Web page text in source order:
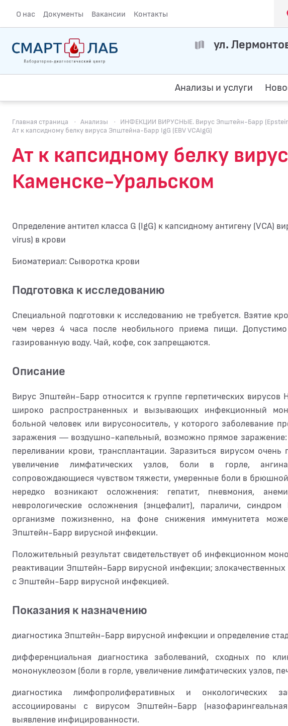
О нас Документы Вакансии Контакты
ул.
Анализы и услуги
Главная страница · Анализы · ИНФЕКЦИИ ВИРУСНЫЕ. Вирус Эпштейн-Барр
Ат к капсидному белку вируса Эпштейна-Барр IgG (EBV VCAIgG)
Ат к капсидному белку
Каменске-Уральском
Определение антител класса G (IgG) к капсидному антигену (VCA)
virus) в крови
Биоматериал: Сыворотка крови
Подготовка к исследованию
Специальной подготовки к исследованию не требуется. Взятие
чем через 4 часа после необильного приема пищи.
газированную воду. Чай, кофе, сок запрещаются.
Описание
Вирус Эпштейн-Барр относится к группе герпетических вирусов
широко распространенных и вызывающих инфекционный
больной человек или вирусоноситель, у которого заболевание
заражения — воздушно-капельный, возможно прямое заражение:
переливании крови, трансплантации. Заразиться вирусом
увеличение лимфатических узлов, боли в горле,
сопровождающиеся чувством тяжести, умеренные боли в
нередко возникают осложнения: гепатит, пневмония,
неврологические осложнения (энцефалит), параличи,
организме пожизненно, на фоне снижения иммунитета
Эпштейн-Барр вирусной инфекции.
Положительный результат свидетельствует об инфекционном
реактивации Эпштейн-Барр вирусной инфекции;
с Эпштейн-Барр вирусной инфекцией.
Показания к назначению
диагностика Эпштейн-Барр вирусной инфекции и определение
дифференциальная диагностика заболеваний, сходных по
мононуклеозом (боли в горле, увеличение лимфатических узлов,
диагностика лимфопролиферативных и онкологических
ассоциированы с вирусом Эпштейн-Барр
выявление инфицированности.